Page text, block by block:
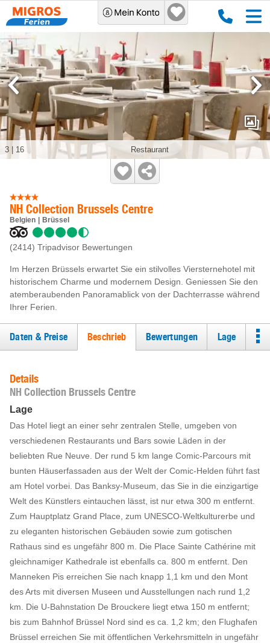
NH Collection Brussels Centre
Belgien Brüssel
(2414) Tripadvisor Bewertungen
Im Herzen Brüssels erwartet Sie ein stilvolles Viersternehotel mit
historischem Charme und modernem Design. Geniessen Sie den
atemberaubenden Panoramablick von der Dachterrasse während
Ihrer Ferien.
Restaurant
3 16
Daten & Preise Beschrieb Bewertungen Lage
Details
NH Collection Brussels Centre
Lage
Das Hotel liegt an einer sehr zentralen Stelle, umgeben von
verschiedenen Restaurants und Bars sowie Läden in der
beliebten Rue Neuve. Der rund 5 km lange Comic-Parcours mit
bunten Häuserfassaden aus der Welt der Comic-Helden führt fast
am Hotel vorbei. Das Banksy-Museum, das Sie in die einzigartige
Welt des Künstlers eintauchen lässt, ist nur etwa 300 m entfernt.
Zum Hauptplatz Grand Place, zum UNESCO-Weltkulturerbe und
zu eleganten historischen Gebäuden sowie zum gotischen
Rathaus sind es ungefähr 800 m. Die Place Sainte Cathérine mit
gleichnamiger Kathedrale ist ebenfalls ca. 800 m entfernt. Den
Manneken Pis erreichen Sie nach knapp 1,1 km und den Mont
des Arts mit diversen Museen und Ausstellungen nach rund 1,2
km. Die U-Bahnstation De Brouckere liegt etwa 150 m entfernt;
bis zum Bahnhof Brüssel Nord sind es ca. 1,2 km; den Flughafen
Brüssel erreichen Sie mit öffentlichen Verkehrsmitteln in ungefähr